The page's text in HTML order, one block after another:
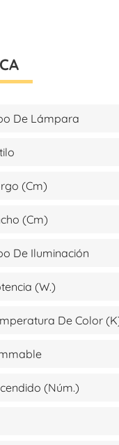
De Lámpara
(cm)
(cm)
De Iluminación
(W.)
De Color
(Núm.)